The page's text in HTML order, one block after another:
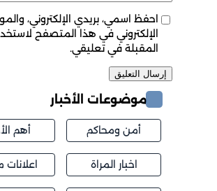
احفظ اسمي، بريدي الإلكتروني،
الإلكتروني في هذا المتصفح
المقبلة في تعليقي.
موضوعات الأخبار
أمن ومحاكم أهم
اخبار المراة اعلانات